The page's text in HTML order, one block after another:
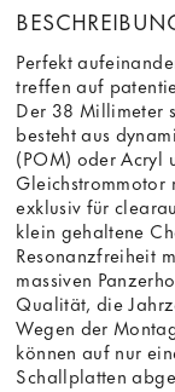
Perfekt
treffen auf
Der 38 Millimeter
besteht aus
(POM) oder Acryl
exklusiv für
klein gehaltene
Resonanzfreiheit
massiven
Qualität, die
Wegen der
können auf nur
Schallplatten